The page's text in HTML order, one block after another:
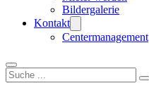
Bildergalerie
Kontakt
Centermanagement
Suchen